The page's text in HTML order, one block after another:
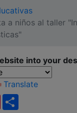
a niños al taller
into your
Translate
Pinterest